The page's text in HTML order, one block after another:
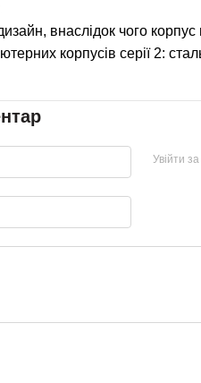
внаслідок чого
корпусів серії 2:
Увійти